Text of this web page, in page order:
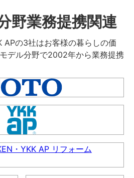
野業務提携関連
APの3社はお客様の暮らしの価
デル分野で2002年から業務提携